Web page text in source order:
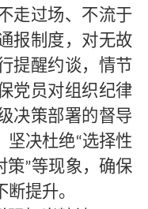
走过场、不流于
报制度，对无故
提醒约谈，情节
党员对组织纪律
决策部署的督导
坚决杜绝“选择性
策”等现象，确保
提升。